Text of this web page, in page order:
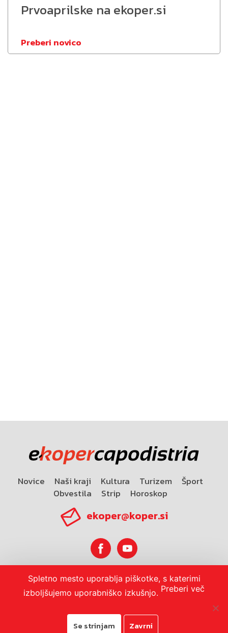
Prvoaprilske na ekoper.si
Preberi novico
Novice Naši kraji Kultura Turizem
Šport
Obvestila
Strip Horoskop
ekoper@koper.si
Horoskop
Spletno mesto uporablja piškotke, s katerimi
izboljšujemo uporabniško izkušnjo. Preberi več
Se strinjam Zavrni